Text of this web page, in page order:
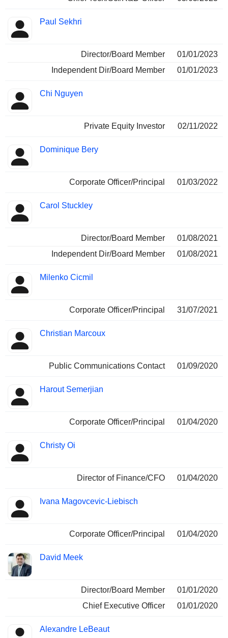
Paul Sekhri
Director/Board Member
01/01/2023
Independent Dir/Board Member
01/01/2023
Chi Nguyen
Private Equity Investor 02/11/2022
Dominique Bery
Corporate Officer/Principal 01/03/2022
Carol Stuckley
Director/Board Member
01/08/2021
Independent Dir/Board Member
01/08/2021
Milenko Cicmil
Corporate Officer/Principal 31/07/2021
Christian Marcoux
Public Communications Contact 01/09/2020
Harout Semerjian
Corporate Officer/Principal 01/04/2020
Christy Oi
Director of Finance/CFO 01/04/2020
Ivana Magovcevic-Liebisch
Corporate Officer/Principal 01/04/2020
David Meek
Director/Board Member
01/01/2020
Chief Executive Officer
01/01/2020
Alexandre LeBeaut